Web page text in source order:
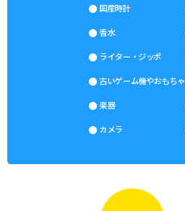
国産時計
香水
ライター・ジッポ
古いゲーム機やおもちゃ
楽器
カメラ